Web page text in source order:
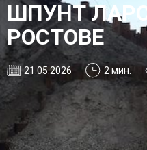
ШПУНТ
РОСТОВЕ
21.05.2026 2 мин.